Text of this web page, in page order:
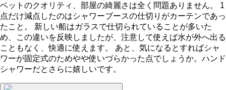
ベットのクオリティ、部屋の綺麗さは全く問題ありません。 1
点だけ減点したのはシャワーブースの仕切りがカーテンであっ
たこと。 新しい船はガラスで仕切られていることが多いた
め、この違いを反映しましたが、注意して使えば水が外へ出る
こともなく、快適に使えます。 あと、気になるとすればシャ
ワーが固定式のためやや使いづらかった点でしょうか。ハンド
シャワーだとさらに嬉しいです。